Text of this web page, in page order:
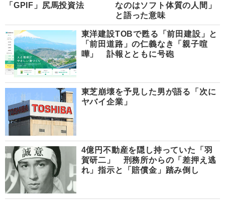
「GPIF」尻馬投資法
なのはソフト体質の人間」
と語った意味
東洋建設TOBで甦る「前田建設」と
「前田道路」の仁義なき「親子喧
嘩」 訃報とともに号砲
東芝崩壊を予見した男が語る「次に
ヤバイ企業」
4億円不動産を隠し持っていた「羽
賀研二」 刑務所からの「差押え逃
れ」指示と「賠償金」踏み倒し